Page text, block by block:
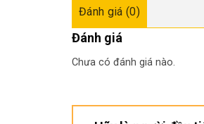
Đánh giá (0)
Đánh giá
Chưa có đánh giá nào.